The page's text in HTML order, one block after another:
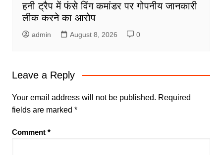
हनी ट्रैप में फंसे विंग कमांडर पर गोपनीय जानकारी
लीक करने का आरोप
admin August 8, 2026 0
Leave a Reply
Your email address will not be published. Required
fields are marked *
Comment *